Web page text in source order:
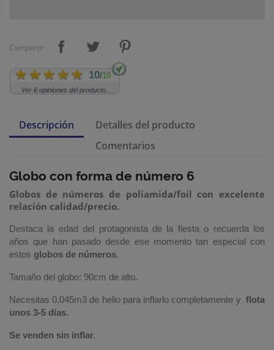
Compartir
10/10
Ver 6 opiniones del producto...
Descripción
Detalles del producto
Comentarios
Globo con forma de número 6
Globos de números de poliamida/foil con excelente
relación calidad/precio.
Destaca la edad del protagonista de la fiesta o recuerda los
años que han pasado desde ese momento tan especial con
estos globos de números.
Tamaño del globo: 90cm de alto.
Necesitas0,045m3 de helio para inflarlo completamente yflota
unos 3-5 días.
Se venden sin inflar.